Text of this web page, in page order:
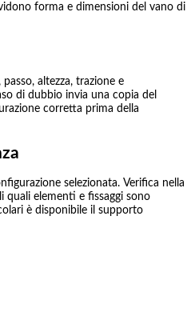
forma e dimensioni del vano di
altezza, trazione e
di dubbio invia una copia del
corretta prima della
selezionata. Verifica nella
quali elementi e fissaggi sono
è disponibile il supporto